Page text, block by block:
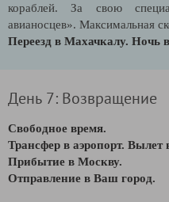
кораблей. За свою
авианосцев». Максимальная
Переезд в Махачкалу. Ночь в
День 7: Возвращение
Свободное время.
Трансфер в аэропорт. Вылет
Прибытие в Москву.
Отправление в Ваш город.